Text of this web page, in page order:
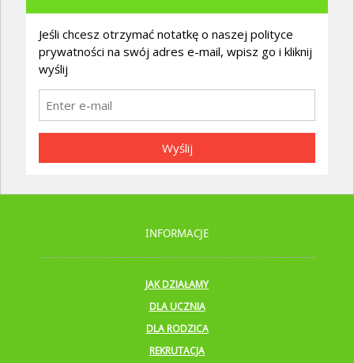
Jeśli chcesz otrzymać notatkę o naszej polityce
prywatności na swój adres e-mail, wpisz go i kliknij
wyślij
Wyślij
INFORMACJE
JAK DZIAŁAMY
DLA UCZNIA
DLA RODZICA
REKRUTACJA